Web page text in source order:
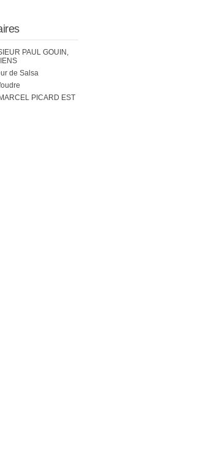
PAUL GOUIN,
de Salsa
PICARD EST